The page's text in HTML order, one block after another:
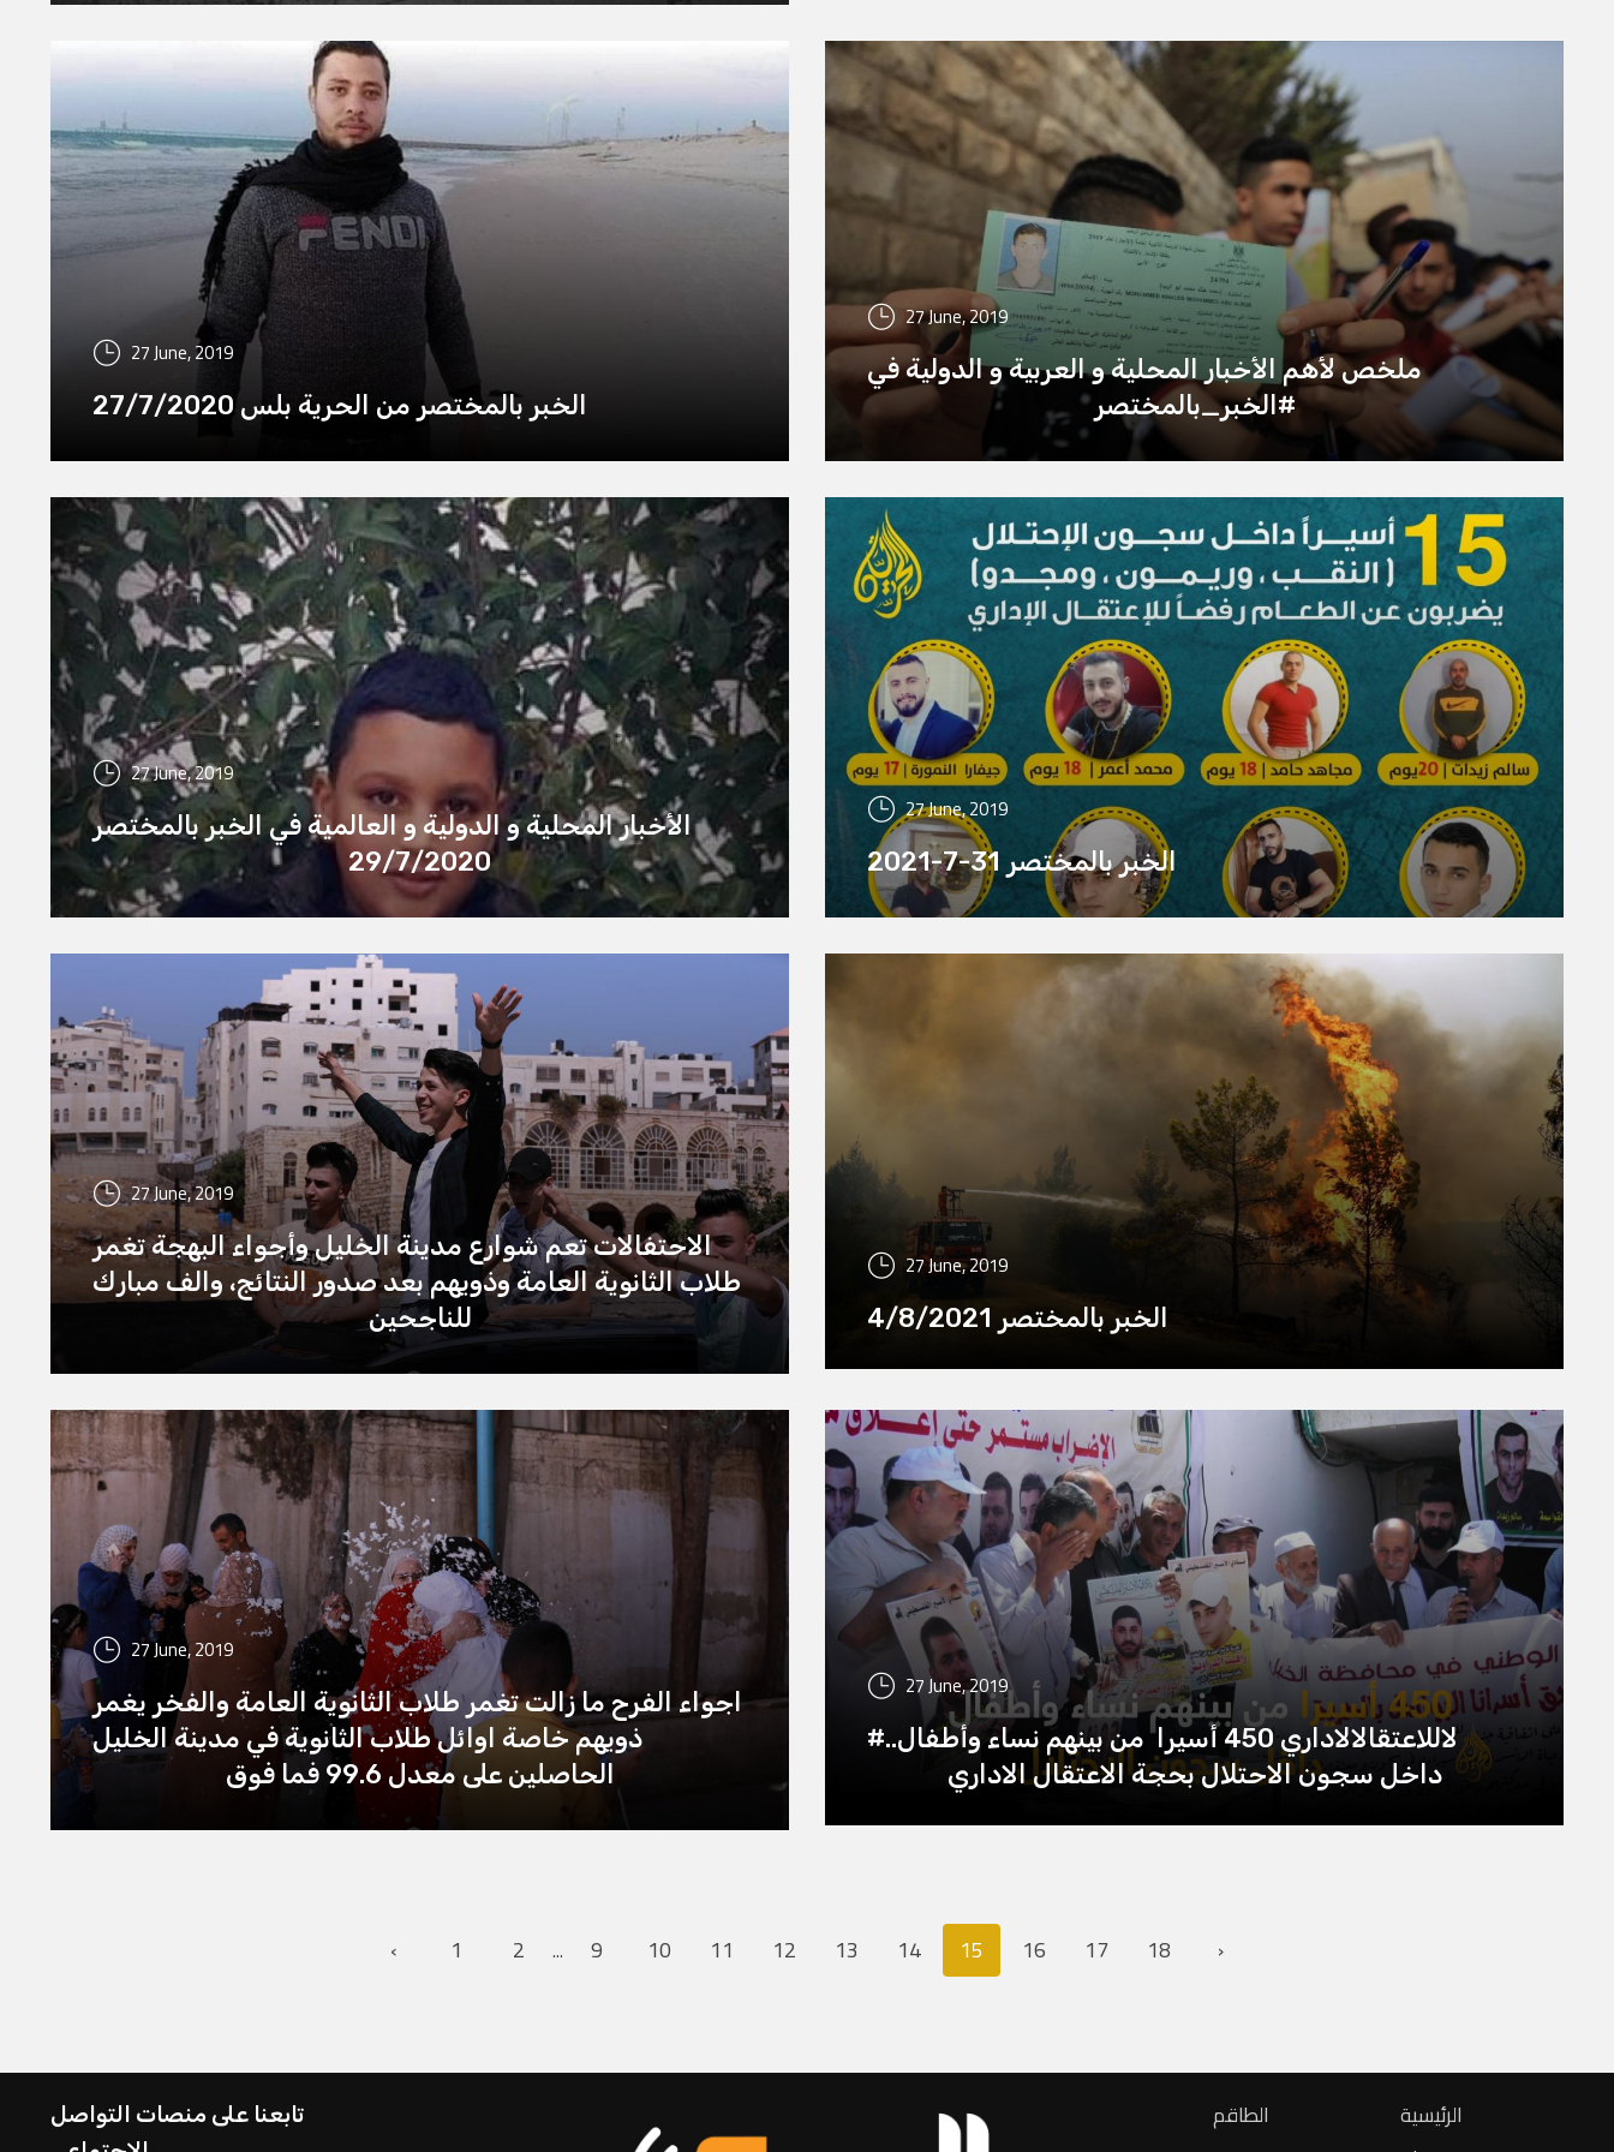
27 June, 2019
الخبر بالمختصر من الحرية بلس 27/7/2020
27 June, 2019
ملخص لأهم الأخبار المحلية و العربية و الدولية في
#الخبر_بالمختصر
27 June, 2019
الأخبار المحلية و الدولية و العالمية في الخبر بالمختصر
29/7/2020
27 June, 2019
الخبر بالمختصر 31-7-2021
27 June, 2019
الاحتفالات تعم شوارع مدينة الخليل وأجواء البهجة تغمر
طلاب الثانوية العامة وذويهم بعد صدور النتائج، والف مبارك
للناجحين
27 June, 2019
الخبر بالمختصر 4/8/2021
27 June, 2019
اجواء الفرح ما زالت تغمر طلاب الثانوية العامة والفخر يغمر
ذويهم خاصة اوائل طلاب الثانوية في مدينة الخليل
الحاصلين على معدل 99.6 فما فوق
27 June, 2019
#لاللاعتقالالاداري 450 أسيرا من بينهم نساء وأطفال..
داخل سجون الاحتلال بحجة الاعتقال الاداري
‹ 1 2 ... 9 10 11 12 13 14 15 16 17 18 ›
تابعنا على منصات التواصل
الطاقم
الرئيسية